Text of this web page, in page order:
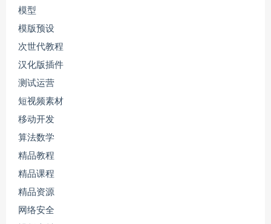
模型
模版预设
次世代教程
汉化版插件
测试运营
短视频素材
移动开发
算法数学
精品教程
精品课程
精品资源
网络安全